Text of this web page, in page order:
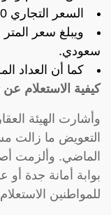
السعر التجاري 8000 ريال سعودي للمتر المربع.
سعودي.
كما أن العداد المسلح
كيفية الاستعلام
وأشارت الهيئة
التعويض ما زالت
الماضي. وألزمت
بوابة أمانة جدة أو
للمواطنين